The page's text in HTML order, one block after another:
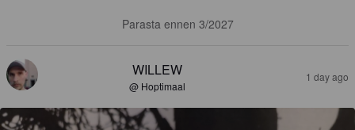
Parasta ennen 3/2027
WILLEW
@ Hoptimaal
1 day ago